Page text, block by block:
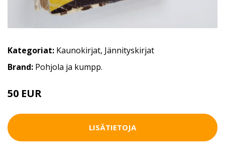
Kategoriat: Kaunokirjat, Jännityskirjat
Brand: Pohjola ja kumpp.
50 EUR
LISÄTIETOJA